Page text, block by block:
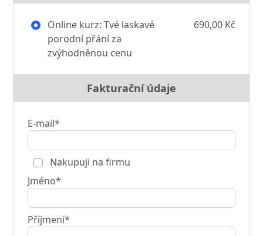
Online kurz: Tvé laskavé
porodní přání za
zvýhodněnou cenu
690,00 Kč
Fakturační údaje
E-mail*
Nakupuji na firmu
Jméno*
Příjmení*